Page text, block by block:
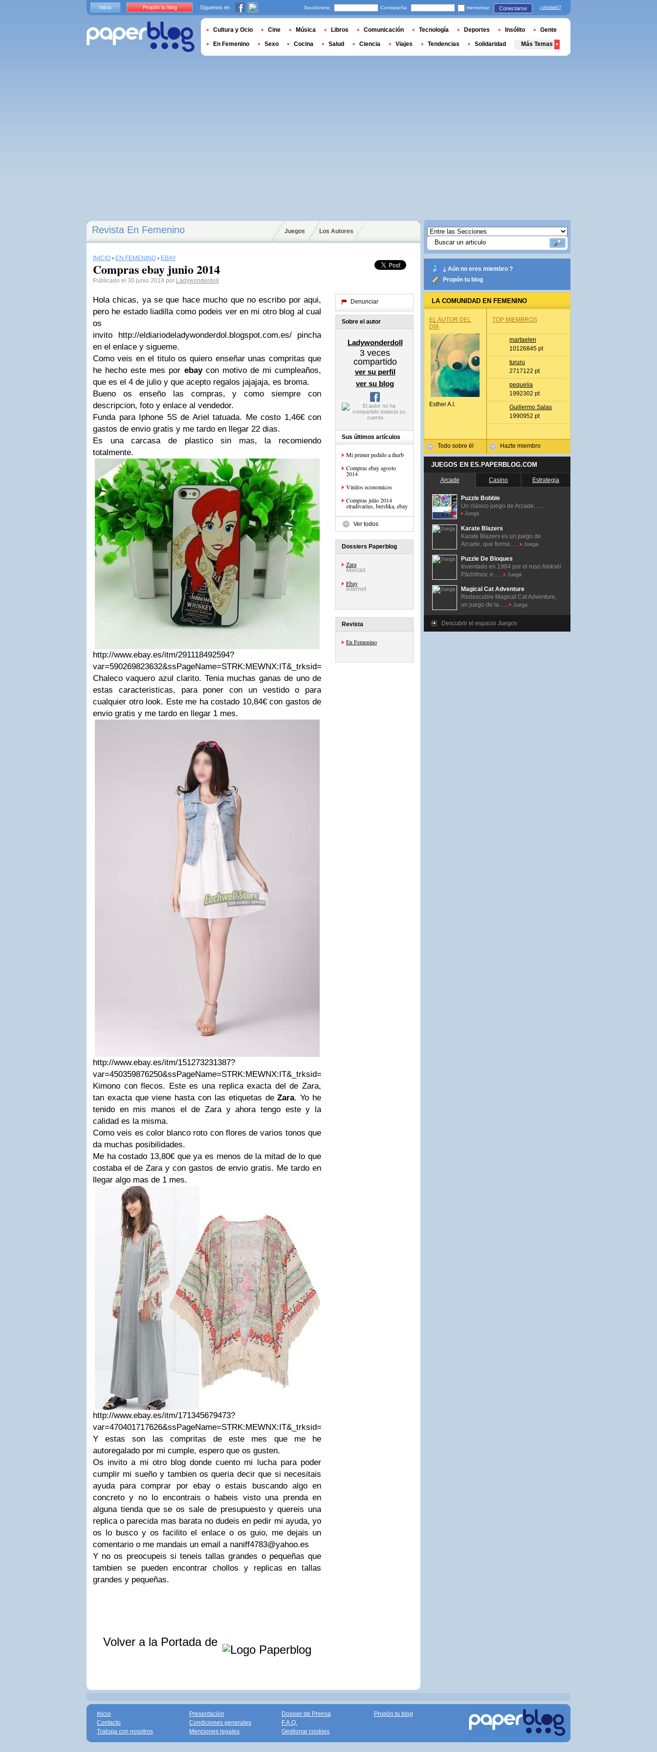
Revista En Femenino Juegos Los Autores
INICIO › EN FEMENINO › EBAY
Compras ebay junio 2014
Publicado el 30 junio 2014 por Ladywonderdoll
Hola chicas, ya se que hace mucho que no escribo por aqui,
pero he estado liadilla como podeis ver en mi otro blog al cual
os
invito http://eldiariodeladywonderdol.blogspot.com.es/ pincha
en el enlace y sigueme.
Como veis en el titulo os quiero enseñar unas compritas que
he hecho este mes por ebaycon motivo de mi cumpleaños,
que es el 4 de julio y que acepto regalos jajajaja, es broma.
Bueno os enseño las compras, y como siempre con
descripcion, foto y enlace al vendedor.
Funda para Iphone 5S de Ariel tatuada. Me costo 1,46€ con
gastos de envio gratis y me tardo en llegar 22 dias.
Es una carcasa de plastico sin mas, la recomiendo
totalmente.
http://www.ebay.es/itm/291118492594?
var=590269823632&ssPageName=STRK:MEWNX:IT&_trksid=p3984.m1497.l2649
Chaleco vaquero azul clarito. Tenia muchas ganas de uno de
estas caracteristicas, para poner con un vestido o para
cualquier otro look. Este me ha costado 10,84€ con gastos de
envio gratis y me tardo en llegar 1 mes.
http://www.ebay.es/itm/151273231387?
var=450359876250&ssPageName=STRK:MEWNX:IT&_trksid=p3984.m1497.l2649
Kimono con flecos. Este es una replica exacta del de Zara,
tan exacta que viene hasta con las etiquetas deZara. Yo he
tenido en mis manos el de Zara y ahora tengo este y la
calidad es la misma.
Como veis es color blanco roto con flores de varios tonos que
da muchas posibilidades.
Me ha costado 13,80€ que ya es menos de la mitad de lo que
costaba el de Zara y con gastos de envio gratis. Me tardo en
llegar algo mas de 1 mes.
http://www.ebay.es/itm/171345679473?
var=470401717626&ssPageName=STRK:MEWNX:IT&_trksid=p3984.m1497.l2649
Y estas son las compritas de este mes que me he
autoregalado por mi cumple, espero que os gusten.
Os invito a mi otro blog donde cuento mi lucha para poder
cumplir mi sueño y tambien os queria decir que si necesitais
ayuda para comprar por ebay o estais buscando algo en
concreto y no lo encontrais o habeis visto una prenda en
alguna tienda que se os sale de presupuesto y quereis una
replica o parecida mas barata no dudeis en pedir mi ayuda, yo
os lo busco y os facilito el enlace o os guio, me dejais un
comentario o me mandais un email a naniff4783@yahoo.es
Y no os preocupeis si teneis tallas grandes o pequeñas que
tambien se pueden encontrar chollos y replicas en tallas
grandes y pequeñas.
Volver a la Portada de
Denunciar
Sobre el autor
Ladywonderdoll
3 veces
compartido
ver su perfil
ver su blog
Sus últimos artículos
Mi primer pedido a iherb
Compras ebay agosto
2014
Vinilos economicos
Compras julio 2014
stradivarius, bershka, ebay
Ver todos
Dossiers Paperblog
Zara
Marcas
Ebay
Internet
Revista
En Femenino
¿ Aún no eres miembro ?
Propón tu blog
LA COMUNIDAD EN FEMENINO
EL AUTOR DEL
DÍA
Esther A.l.
Todo sobre él
TOP MIEMBROS
martaelen
10126845 pt
tururu
2717122 pt
pequelia
1992302 pt
Guillermo Salas
1990952 pt
Hazte miembro
JUEGOS EN ES.PAPERBLOG.COM
Arcade Casino Estrategia
Puzzle Bobble
Un clásico juego de Arcade. ......
Juega
Karate Blazers
Karate Blazers es un juego de
Arcade, que forma......
Juega
Puzzle De Bloques
Inventado en 1984 por el ruso Alekséi
Pázhitnov, e......
Juega
Magical Cat Adventure
Redescubre Magical Cat Adventure,
un juego de la......
Juega
Descubrir el espacio Juegos
Inicio Propón tu blog Síguenos en Seudónimo Contraseña memorizar Conectarse ¿olvidado?
Cultura y Ocio Cine Música Libros Comunicación Tecnología Deportes Insólito Gente
En Femenino Sexo Cocina Salud Ciencia Viajes Tendencias Solidaridad Más Temas
Inicio
Contacto
Trabaja con nosotros
Presentación
Condiciones generales
Menciones legales
Dossier de Prensa
F.A.Q.
Gestionar cookies
Propón tu blog